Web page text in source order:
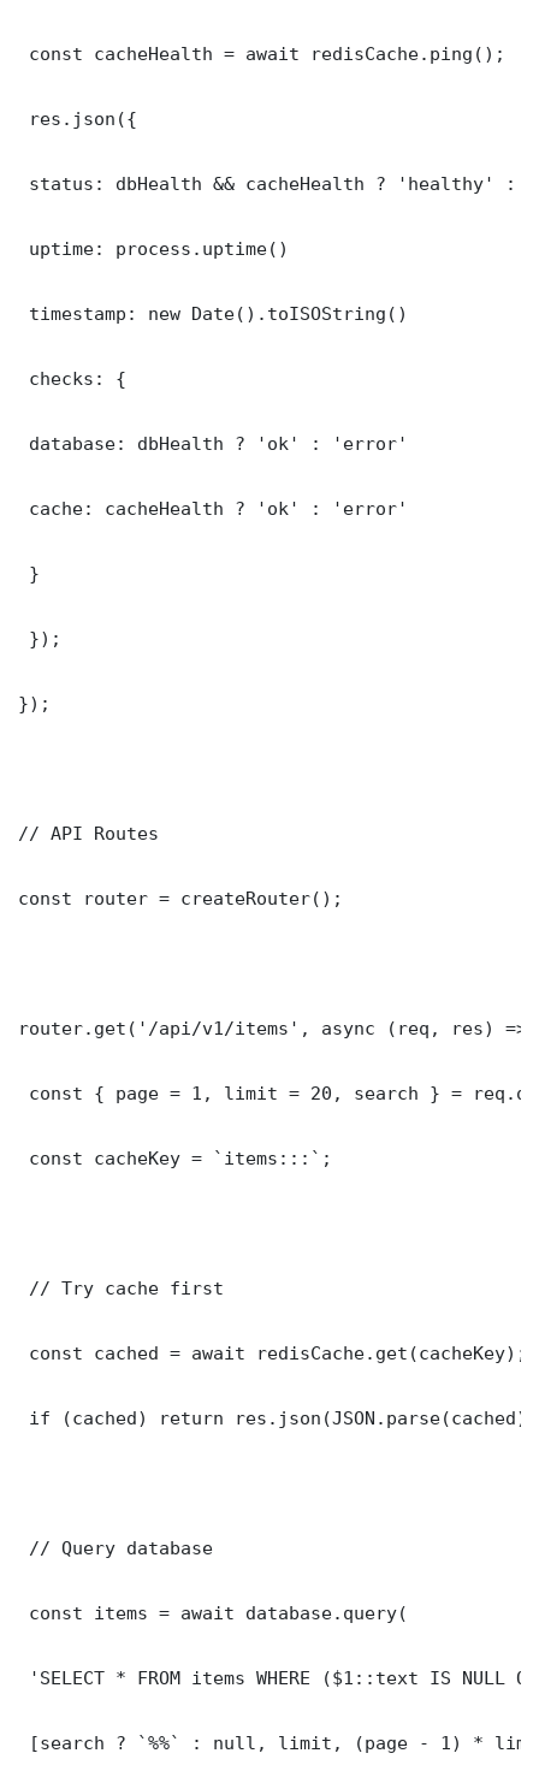
const cacheHealth = await redisCache.ping();
res.json({
status: dbHealth && cacheHealth ? 'healthy' :
uptime: process.uptime()
timestamp: new Date().toISOString()
checks: {
database: dbHealth ? 'ok' : 'error'
cache: cacheHealth ? 'ok' : 'error'
}
});
});
// API Routes
const router = createRouter();
router.get('/api/v1/items', async (req, res) =>
const { page = 1, limit = 20, search } =
const cacheKey = `items:::`;
// Try cache first
const cached = await redisCache.get(cacheKey);
if (cached) return
// Query database
const items = await database.query(
'SELECT * FROM items WHERE ($1::text IS NULL
[search ? `%%` : null, limit, (page - 1) *